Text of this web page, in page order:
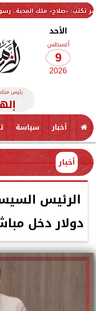
ملك المحبة.. رسول السلام
الأحد
أغسطس
9
2026
رئيس
أخبار سياسة
أخبار
دولار دخل